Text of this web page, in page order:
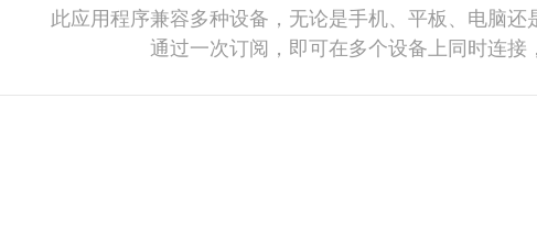
此应用程序兼容多种设备，无论是手机、平板、电脑还
通过一次订阅，即可在多个设备上同时连接